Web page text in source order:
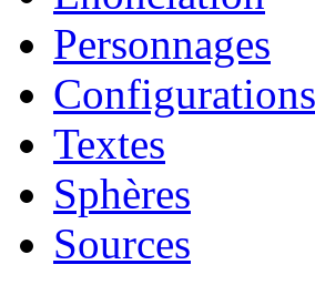
Personnages
Configurations
Textes
Sphères
Sources